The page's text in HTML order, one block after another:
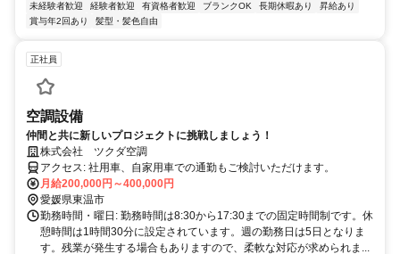
未経験者歓迎
経験者歓迎 有資格者歓迎 ブランクOK 長期休暇あり
昇給あり
賞与年2回あり
髪型・髪色自由
正社員
空調設備
仲間と共に新しいプロジェクトに挑戦しましょう！
株式会社 ツクダ空調
アクセス: 社用車、自家用車での通勤もご検討いただけます。
月給200,000円～400,000円
愛媛県東温市
勤務時間・曜日: 勤務時間は8:30から17:30までの固定時間制です。休
憩時間は1時間30分に設定されています。週の勤務日は5日となりま
す。残業が発生する場合もありますので、柔軟な対応が求められま...